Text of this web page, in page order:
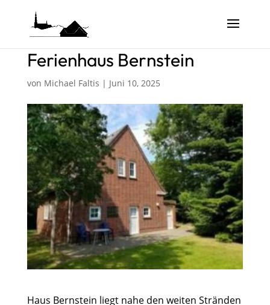
Ferienhaus Bernstein
von Michael Faltis | Juni 10, 2025
Haus Bernstein liegt nahe den weiten Stränden